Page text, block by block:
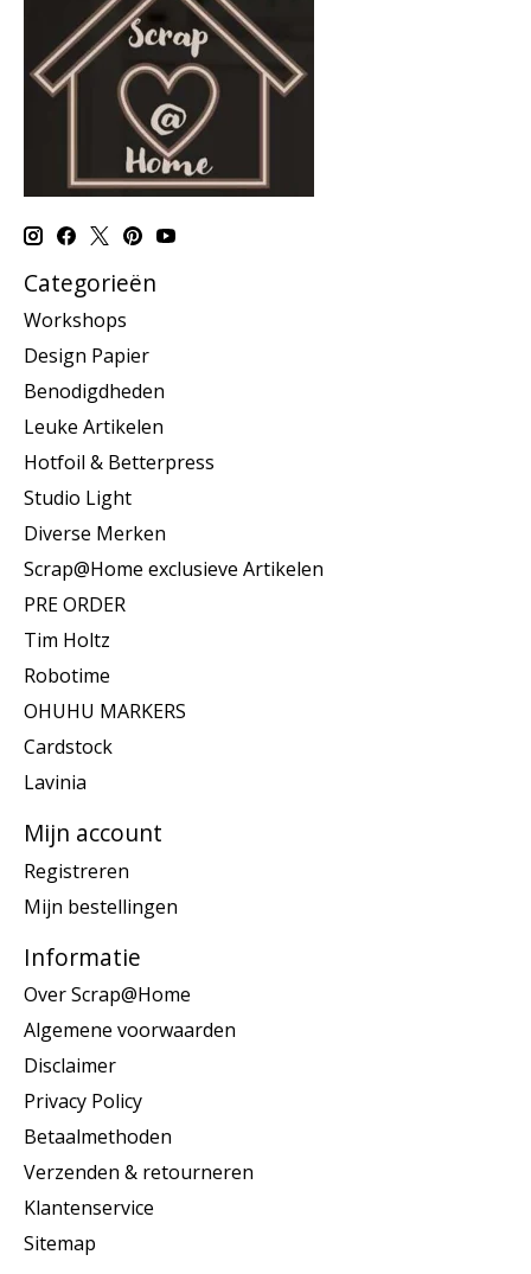
Categorieën
Workshops
Design Papier
Benodigdheden
Leuke Artikelen
Hotfoil & Betterpress
Studio Light
Diverse Merken
Scrap@Home exclusieve Artikelen
PRE ORDER
Tim Holtz
Robotime
OHUHU MARKERS
Cardstock
Lavinia
Mijn account
Registreren
Mijn bestellingen
Informatie
Over Scrap@Home
Algemene voorwaarden
Disclaimer
Privacy Policy
Betaalmethoden
Verzenden & retourneren
Klantenservice
Sitemap